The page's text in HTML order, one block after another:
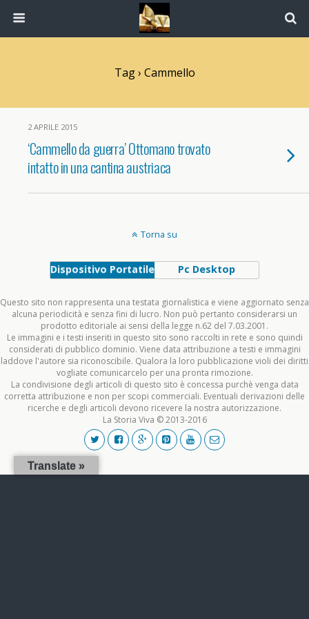
Tag › Cammello
2 APRILE 2015
‘Cammello da guerra’ Ottomano trovato
intatto in una cantina austriaca
Torna su
Dispositivo Portatile Pc Desktop
Questo sito non rappresenta una testata giornalistica e viene aggiornato senza
alcuna periodicità e senza fini di lucro. Non può pertanto considerarsi un
prodotto editoriale ai sensi della legge n.62 del 7.03.2001.
Le immagini e i testi inseriti in questo sito sono raccolti in rete e sono quindi
considerati di pubblico dominio. Viene data attribuzione a testi e immagini
laddove l'autore sia riconoscibile. Qualora la loro pubblicazione violi dei diritti
vogliate comunicarcelo per una pronta rimozione.
La condivisione degli articoli di questo sito è concessa purchè venga data
corretta attribuzione e non per scopi commerciali. Eventuali derivazioni delle
ricerche e degli articoli devono ricevere la nostra autorizzazione.
La Storia Viva © 2013-2016
Translate »